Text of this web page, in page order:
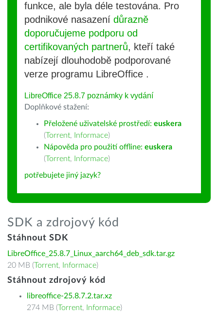
funkce, ale byla déle testována. Pro
podnikové nasazení důrazně
doporučujeme podporu od
certifikovaných partnerů, kteří také
nabízejí dlouhodobě podporované
verze programu LibreOffice .
LibreOffice 25.8.7 poznámky k vydání
Doplňkové stažení:
Přeložené uživatelské prostředí: euskera
(Torrent, Informace)
Nápověda pro použití offline: euskera
(Torrent, Informace)
potřebujete jiný jazyk?
SDK a zdrojový kód
Stáhnout SDK
LibreOffice_25.8.7_Linux_aarch64_deb_sdk.tar.gz
20 MB (Torrent, Informace)
Stáhnout zdrojový kód
libreoffice-25.8.7.2.tar.xz
274 MB (Torrent, Informace)